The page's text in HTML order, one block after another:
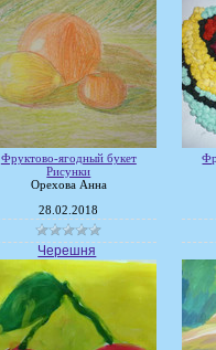
Фруктово-ягодный букет
Рисунки
Орехова Анна
28.02.2018
Черешня